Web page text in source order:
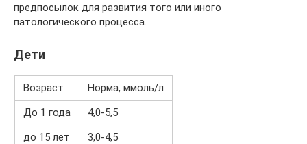
предпосылок для развития того или иного
патологического процесса.
Дети
Возраст
Норма, ммоль/л
До 1 года
4,0-5,5
до 15 лет
3,0-4,5